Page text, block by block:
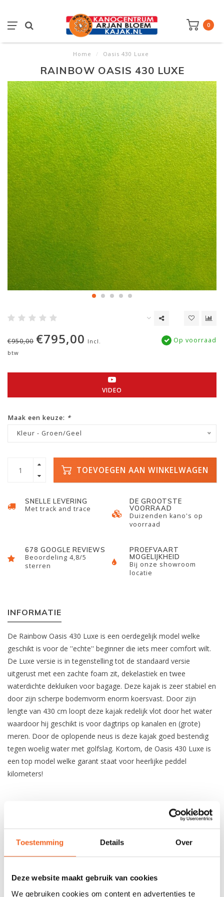
Toestemming Details Over
Deze website maakt gebruik van cookies
We gebruiken cookies om content en advertenties te
0
Home / Oasis 430 Luxe
RAINBOW OASIS 430 LUXE
€950,00 €795,00 Incl.
btw
Op voorraad
VIDEO
Maak een keuze: *
Kleur - Groen/Geel
TOEVOEGEN AAN WINKELWAGEN
SNELLE LEVERING
Met track and trace
DE GROOTSTE
VOORRAAD
Duizenden kano's op
voorraad
678 GOOGLE REVIEWS
Beoordeling 4,8/5
sterren
PROEFVAART
MOGELIJKHEID
Bij onze showroom
locatie
INFORMATIE
De Rainbow Oasis 430 Luxe is een oerdegelijk model welke
geschikt is voor de ''echte'' beginner die iets meer comfort wilt.
De Luxe versie is in tegenstelling tot de standaard versie
uitgerust met een zachte foam zit, dekelastiek en twee
waterdichte dekluiken voor bagage. Deze kajak is zeer stabiel en
door zijn scherpe bodemvorm enorm koersvast. Door zijn
lengte van 430 cm loopt deze kajak redelijk vlot door het water
waardoor hij geschikt is voor dagtrips op kanalen en (grote)
meren. Door de oplopende neus is deze kajak goed bestendig
tegen woelig water met golfslag. Kortom, de Oasis 430 Luxe is
een top model welke garant staat voor heerlijke peddel
kilometers!
Lengte: 430 cm
Breedte: 64 cm